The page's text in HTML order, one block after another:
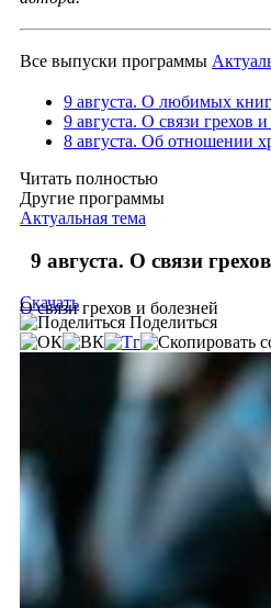
Все выпуски программы
9 августа. О любимых
9 августа. О связи грехов
8 августа. Об отношении
Читать полностью
Другие программы
Актуальная тема
9 августа. О связи
О связи грехов и болезней
Скачать
Поделиться